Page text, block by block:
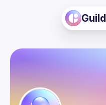
Guild